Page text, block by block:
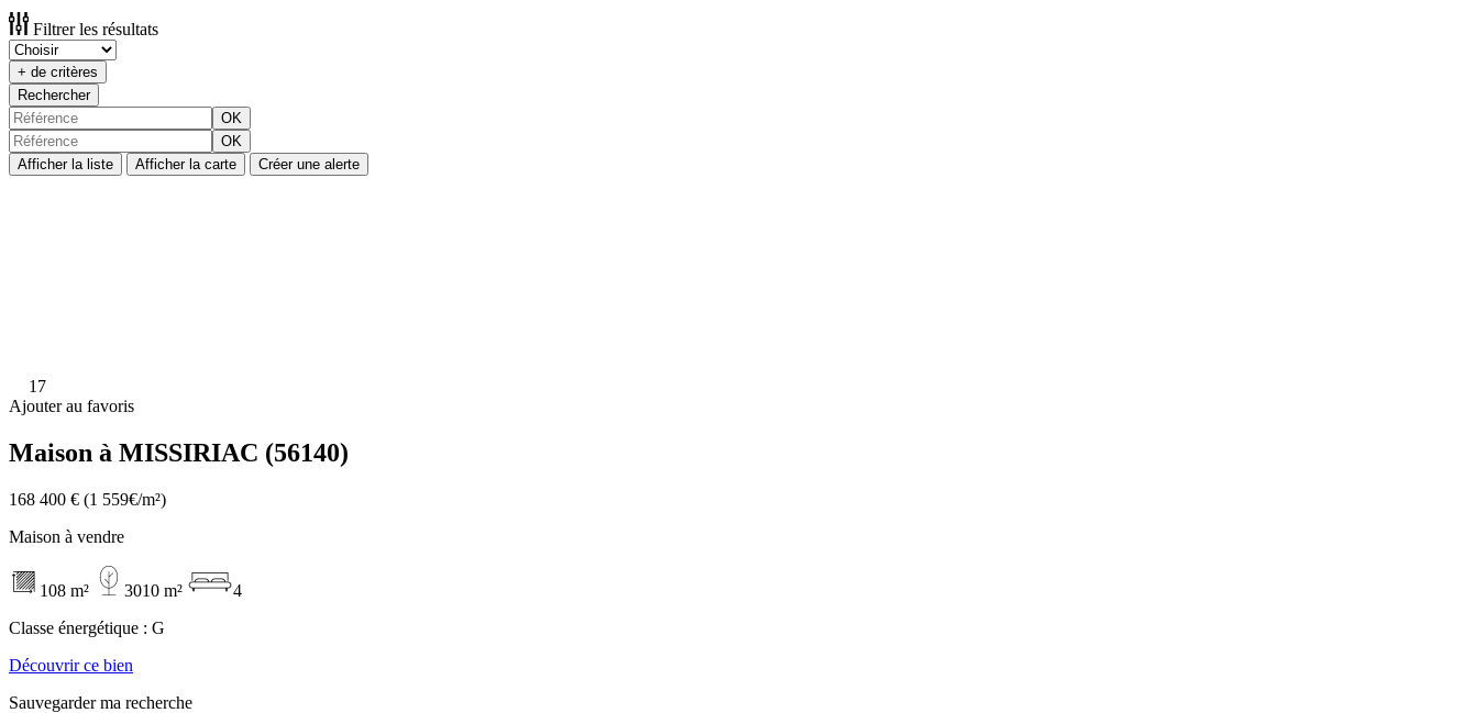
Filtrer les résultats
+ de critères
Rechercher
OK
OK
Afficher la liste
Afficher la carte Créer une alerte
17
Ajouter au favoris
Maison à MISSIRIAC (56140)
168 400 € (1 559€/m²)
Maison à vendre
108 m² 3010 m²
4
Classe énergétique : G
Découvrir ce bien
Sauvegarder ma recherche